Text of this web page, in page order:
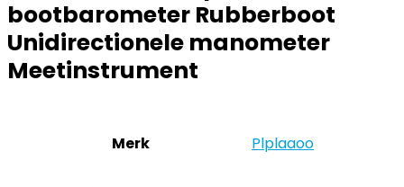
bootbarometer Rubberboot
Unidirectionele manometer
Meetinstrument
Merk ‎Plplaaoo